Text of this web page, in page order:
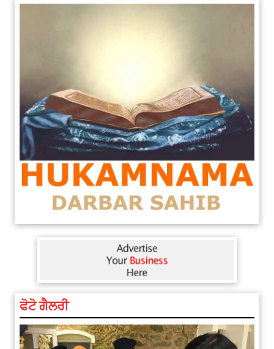
ਫੋਟੋ ਗੈਲਰੀ